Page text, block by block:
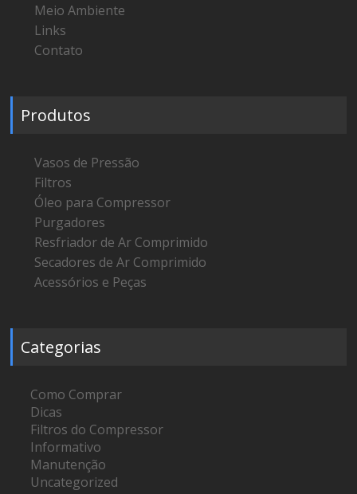
Meio Ambiente
Links
Contato
Produtos
Vasos de Pressão
Filtros
Óleo para Compressor
Purgadores
Resfriador de Ar Comprimido
Secadores de Ar Comprimido
Acessórios e Peças
Categorias
Como Comprar
Dicas
Filtros do Compressor
Informativo
Manutenção
Uncategorized